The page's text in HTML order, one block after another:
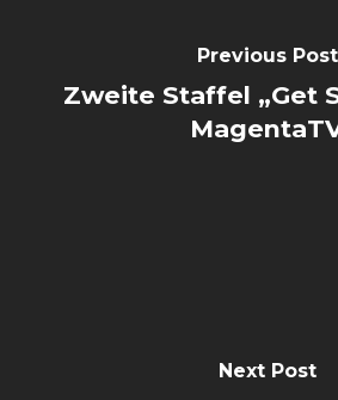
Previous Post
Zweite Staffel „Get
Next Post